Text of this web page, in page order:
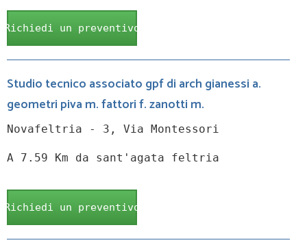
Richiedi un preventivo
Studio tecnico associato gpf di arch gianessi a.
geometri piva m. fattori f. zanotti m.
Novafeltria - 3, Via Montessori
A 7.59 Km da sant'agata feltria
Richiedi un preventivo